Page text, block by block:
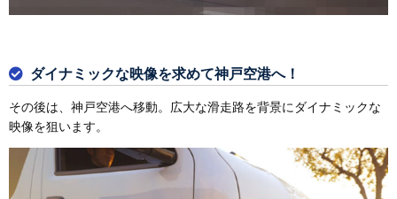
ダイナミックな映像を求めて神戸空港へ！
その後は、神戸空港へ移動。広大な滑走路を背景にダイナミックな
映像を狙います。